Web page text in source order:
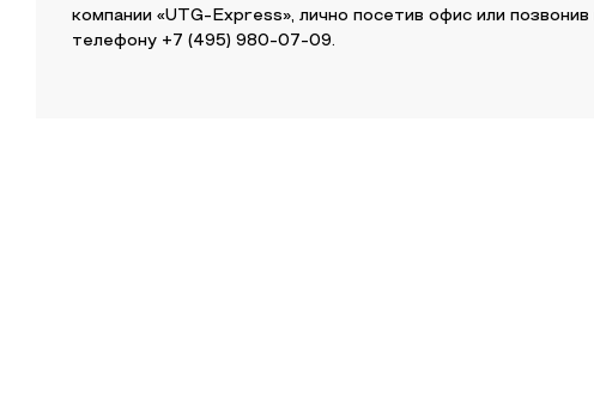
компании «UTG-Express», лично посетив офис или позвонив
телефону +7 (495) 980-07-09.